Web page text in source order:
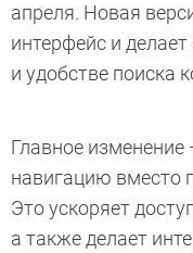
апреля. Новая
интерфейс и
и удобстве поиска
Главное
навигацию вместо
Это ускоряет
а также делает